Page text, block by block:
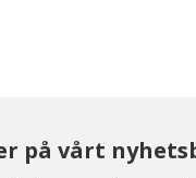
på vårt